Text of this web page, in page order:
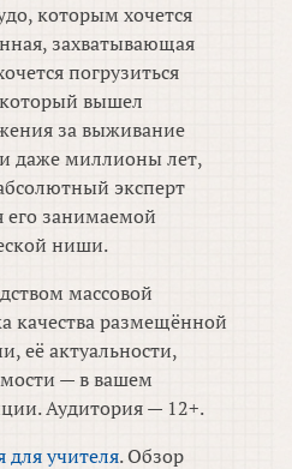
которым хочется
захватывающая
погрузиться
который вышел
за выживание
даже миллионы лет,
эксперт
его занимаемой
ниши.
массовой
качества размещённой
её актуальности,
— в вашем
Аудитория — 12+.
для учителя. Обзор